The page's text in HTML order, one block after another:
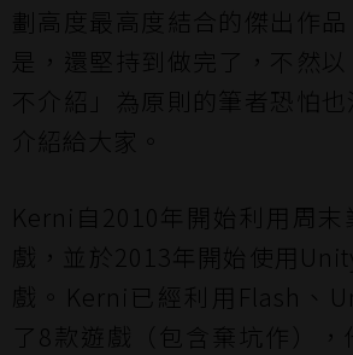
劃高度最高度結合的傑出作
是，還堅持到做完了，不然
不介紹」為原則的筆者恐怕
介紹給大家。
Kerni自2010年開始利用周末
戲，並於2013年開始使用
戲。Kerni已經利用Flash、
了8款遊戲（包含棄坑作）